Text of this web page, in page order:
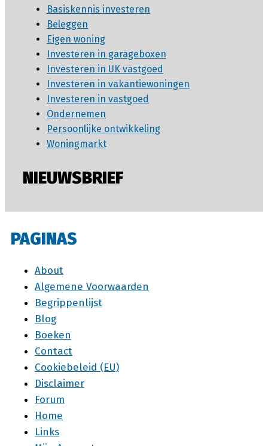
Basiskennis investeren
Beleggen
Eigen woning
Investeren in garageboxen
Investeren in UK vastgoed
Investeren in vakantiewoningen
Investeren in vastgoed
Ondernemen
Persoonlijke ontwikkeling
Woningmarkt
NIEUWSBRIEF
PAGINAS
About
Algemene Voorwaarden
Begrippenlijst
Blog
Boeken
Contact
Cookiebeleid (EU)
Disclaimer
Forum
Home
Links